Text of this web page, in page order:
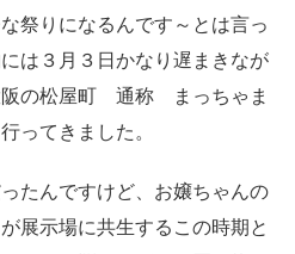
祭りになるんです～とは言っ
は３月３日かなり遅まきなが
阪の松屋町 通称 まっちゃま
ってきました。
たんですけど、お嬢ちゃんの
展示場に共生するこの時期と